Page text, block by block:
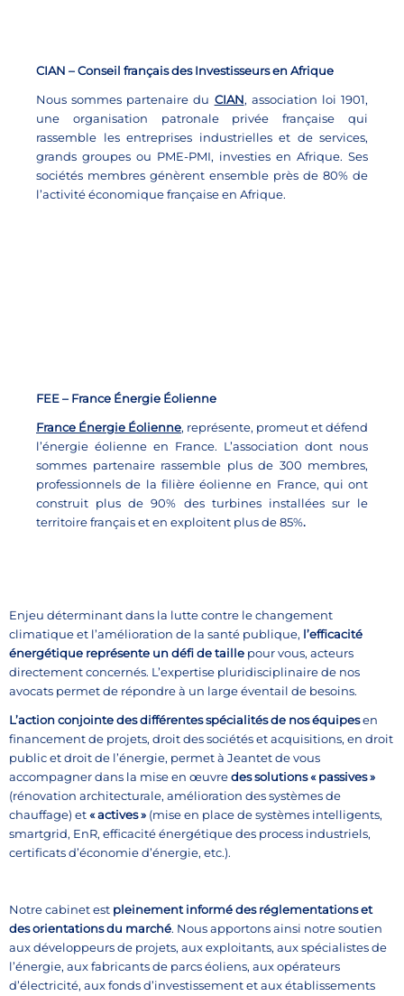
CIAN – Conseil français des Investisseurs en Afrique
Nous sommes partenaire du CIAN, association loi 1901,
une organisation patronale privée française qui
rassemble les entreprises industrielles et de services,
grands groupes ou PME-PMI, investies en Afrique. Ses
sociétés membres génèrent ensemble près de 80% de
l’activité économique française en Afrique.
FEE – France Énergie Éolienne
France Énergie Éolienne, représente, promeut et défend
l’énergie éolienne en France. L’association dont nous
sommes partenaire rassemble plus de 300 membres,
professionnels de la filière éolienne en France, qui ont
construit plus de 90% des turbines installées sur le
territoire français et en exploitent plus de 85%.
Enjeu déterminant dans la lutte contre le changement
climatique et l’amélioration de la santé publique, l’efficacité
énergétique représente un défi de taille pour vous, acteurs
directement concernés. L’expertise pluridisciplinaire de nos
avocats permet de répondre à un large éventail de besoins.
L’action conjointe des différentes spécialités de nos équipesen
financement de projets, droit des sociétés et acquisitions, en droit
public et droit de l’énergie, permet à Jeantet de vous
accompagner dans la mise en œuvredes solutions « passives »
(rénovation architecturale, amélioration des systèmes de
chauffage) et« actives » (mise en place de systèmes intelligents,
smartgrid, EnR, efficacité énergétique des process industriels,
certificats d’économie d’énergie, etc.).
Notre cabinet est pleinement informé des réglementations et
des orientations du marché. Nous apportons ainsi notre soutien
aux développeurs de projets, aux exploitants, aux spécialistes de
l’énergie, aux fabricants de parcs éoliens, aux opérateurs
d’électricité, aux fonds d’investissement et aux établissements